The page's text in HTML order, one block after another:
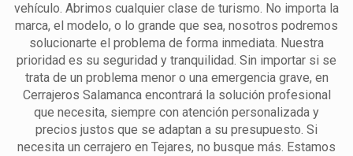
vehículo. Abrimos cualquier clase de turismo. No importa la
marca, el modelo, o lo grande que sea, nosotros podremos
solucionarte el problema de forma inmediata. Nuestra
prioridad es su seguridad y tranquilidad. Sin importar si se
trata de un problema menor o una emergencia grave, en
Cerrajeros Salamanca encontrará la solución profesional
que necesita, siempre con atención personalizada y
precios justos que se adaptan a su presupuesto. Si
necesita un cerrajero en Tejares, no busque más. Estamos